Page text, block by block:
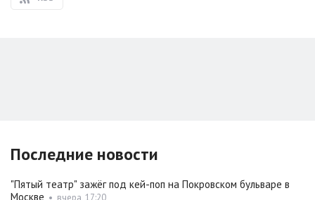
Последние новости
"Пятый театр" зажёг под кей-поп на Покровском бульваре в
Москве